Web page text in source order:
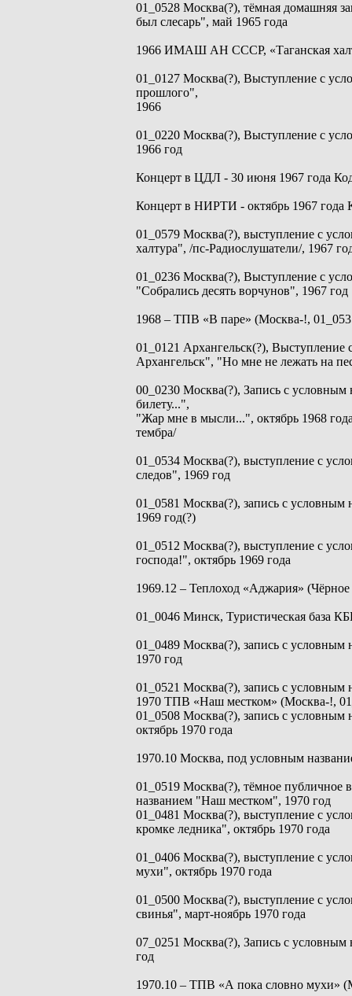
01_0528 Москва(?), тёмная домашняя
был слесарь", май 1965 года
1966 ИМАШ АН СССР, «Таганская
01_0127 Москва(?), Выступление с
прошлого",
1966
01_0220 Москва(?), Выступление с
1966 год
Концерт в ЦДЛ - 30 июня 1967 года
Концерт в НИРТИ - октябрь 1967 года
01_0579 Москва(?), выступление с
халтура", /пс-Радиослушатели/, 1967
01_0236 Москва(?), Выступление с
"Собрались десять ворчунов", 1967 год
1968 – ТПВ «В паре» (Москва-!,
01_0121 Архангельск(?),
Архангельск", "Но мне не лежать на
00_0230 Москва(?), Запись с условным
билету...",
"Жар мне в мысли...", октябрь 1968
тембра/
01_0534 Москва(?), выступление с
следов", 1969 год
01_0581 Москва(?), запись с условным
1969 год(?)
01_0512 Москва(?), выступление с
господа!", октябрь 1969 года
1969.12 – Теплоход «Аджария»
01_0046 Минск, Туристическая база
01_0489 Москва(?), запись с
1970 год
01_0521 Москва(?), запись с условным
1970 ТПВ «Наш местком» (Москва-!,
01_0508 Москва(?), запись с условным
октябрь 1970 года
1970.10 Москва, под условным
01_0519 Москва(?), тёмное публичное
названием "Наш местком", 1970 год
01_0481 Москва(?), выступление с
кромке ледника", октябрь 1970 года
01_0406 Москва(?), выступление с
мухи", октябрь 1970 года
01_0500 Москва(?), выступление с
свинья", март-ноябрь 1970 года
07_0251 Москва(?), Запись с условным
год
1970.10 – ТПВ «А пока словно мухи»